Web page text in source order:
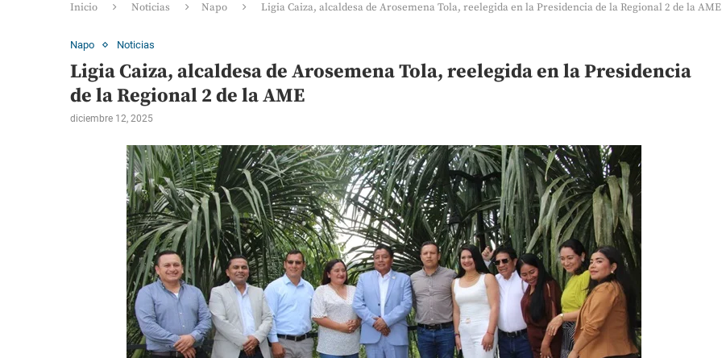
Inicio Noticias Napo Ligia Caiza, alcaldesa de Arosemena Tola, reelegida en la Presidencia de la Regional 2 de la AME
Napo Noticias
Ligia Caiza, alcaldesa de Arosemena Tola, reelegida en la Presidencia
de la Regional 2 de la AME
diciembre 12, 2025